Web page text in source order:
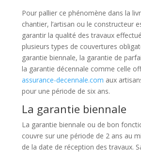
Pour pallier ce phénomène dans la
chantier, l’artisan ou le constructeur
garantir la qualité des travaux
plusieurs types de couvertures
garantie biennale, la garantie de
la garantie décennale comme celle
assurance-decennale.com aux
pour une période de six ans.
La garantie biennale
La garantie biennale ou de bon
couvre sur une période de 2 ans au
de la date de réception des travaux.